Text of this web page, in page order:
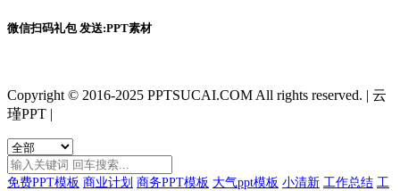
微信扫码礼包 发送:PPT素材
Copyright © 2016-2025 PPTSUCAI.COM All rights reserved. | 云
瑾PPT |
免费PPT模板 商业计划 商务PPT模板 大气ppt模板 小清新 工作总结 工